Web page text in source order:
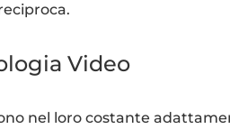
Video
nel loro costante